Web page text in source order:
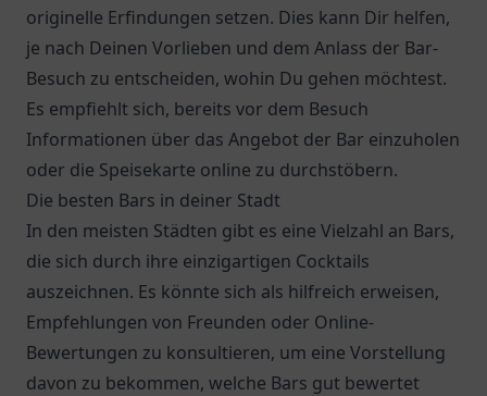
originelle Erfindungen setzen. Dies kann Dir helfen,
je nach Deinen Vorlieben und dem Anlass der Bar-
Besuch zu entscheiden, wohin Du gehen möchtest.
Es empfiehlt sich, bereits vor dem Besuch
Informationen über das Angebot der Bar einzuholen
oder die Speisekarte online zu durchstöbern.
Die besten Bars in deiner Stadt
In den meisten Städten gibt es eine Vielzahl an Bars,
die sich durch ihre einzigartigen Cocktails
auszeichnen. Es könnte sich als hilfreich erweisen,
Empfehlungen von Freunden oder Online-
Bewertungen zu konsultieren, um eine Vorstellung
davon zu bekommen, welche Bars gut bewertet